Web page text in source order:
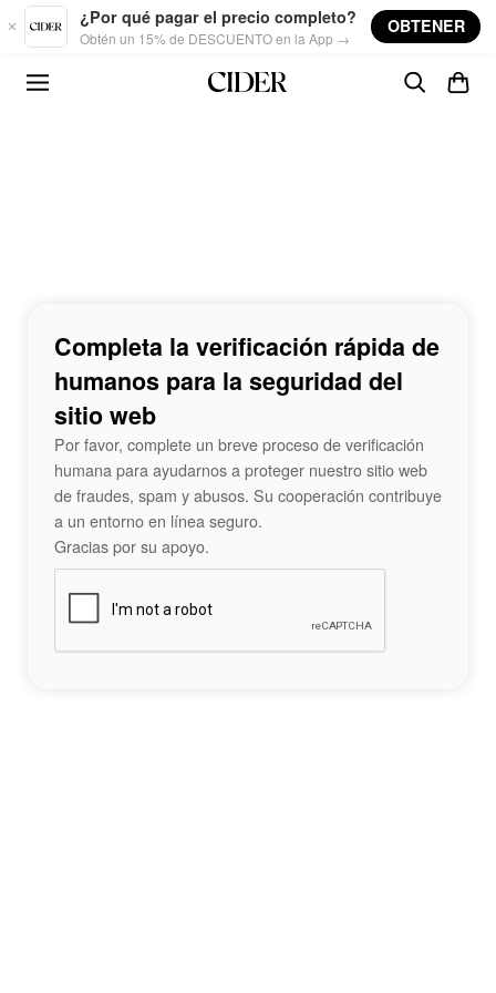
Skip to main content
¿Por qué pagar el precio completo?
Obtén un 15% de DESCUENTO en la App →
OBTENER
Completa la verificación rápida de
humanos para la seguridad del
sitio web
Por favor, complete un breve proceso de verificación
humana para ayudarnos a proteger nuestro sitio web
de fraudes, spam y abusos. Su cooperación contribuye
a un entorno en línea seguro.
Gracias por su apoyo.